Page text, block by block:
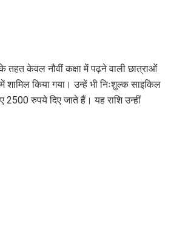
तहत केवल नौवीं कक्षा में पढ़ने वाली छात्राओं
शामिल किया गया। उन्हें भी निःशुल्क साइकिल
2500 रुपये दिए जाते हैं। यह राशि उन्हीं